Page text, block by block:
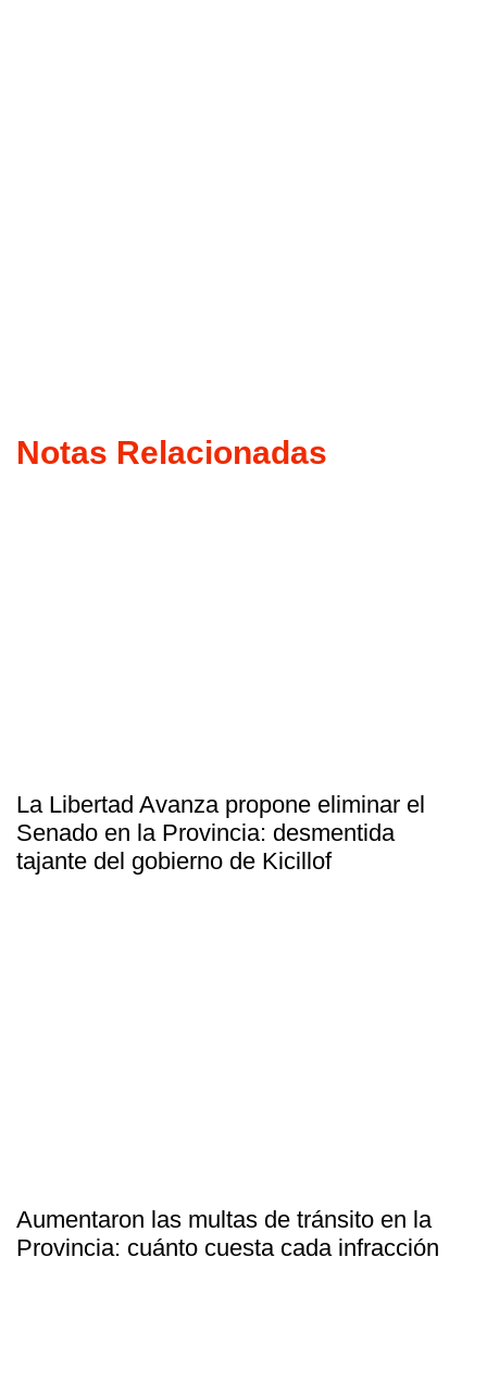
Notas Relacionadas
La Libertad Avanza propone eliminar el
Senado en la Provincia: desmentida
tajante del gobierno de Kicillof
Aumentaron las multas de tránsito en la
Provincia: cuánto cuesta cada infracción